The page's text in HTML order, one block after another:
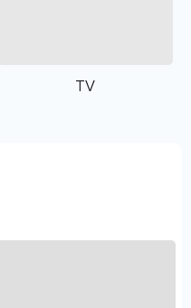
TV